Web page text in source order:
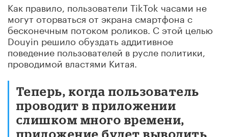
Как правило, пользователи TikTok часами не
могут оторваться от экрана смартфона с
бесконечным потоком роликов. С этой целью
Douyin решило обуздать аддитивное
поведение пользователей в русле политики,
проводимой властями Китая.
Теперь, когда пользователь
проводит в приложении
слишком много времени,
приложение будет выводить